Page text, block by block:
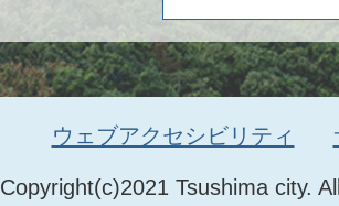
Copyright(c)2021 Tsushima city.
ウェブアクセシビリティ